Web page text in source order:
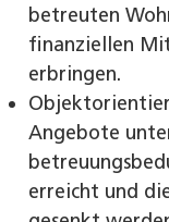
betreuten
finanziellen
erbringen.
Angebote
erreicht und